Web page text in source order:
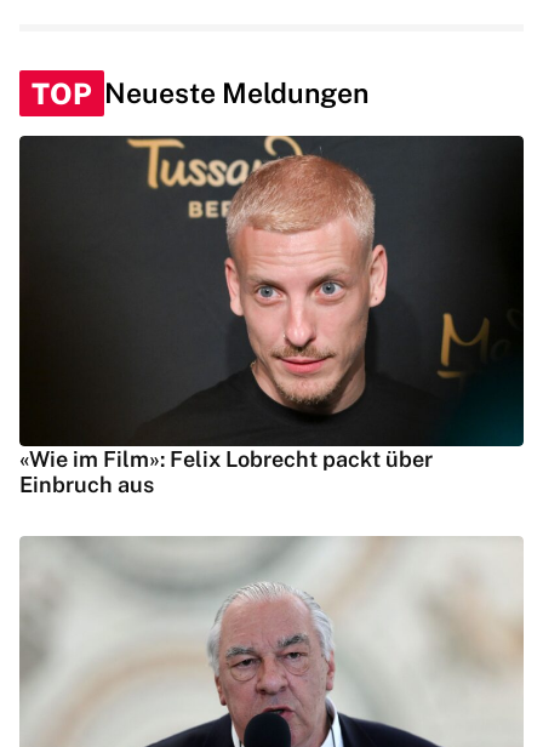
TOP Neueste Meldungen
«Wie im Film»: Felix Lobrecht packt über
Einbruch aus